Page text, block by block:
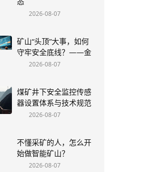
2026-08-07
矿山“头顶”大事，如何
守牢安全底线？——金
属矿山顶板管理制度全
2026-08-07
煤矿井下安全监控传感
器设置体系与技术规范
深度研究
2026-08-07
不懂采矿的人，怎么开
始做智能矿山？
2026-08-07